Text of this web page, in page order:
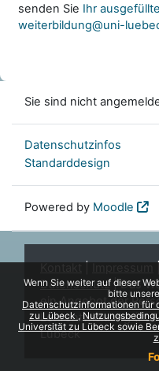
Wenn Sie weiter auf dieser
bitte
Datenschutzinformationen für
zu Lübeck
Universität zu Lübeck sowie
senden Sie Ihr
weiterbildung@uni-
Sie sind nicht
Datenschutzinfos
Standarddesign
Powered by Moodle
Datenschutz| Das
ein Angebot der
Lehrentwicklung
Lübeck